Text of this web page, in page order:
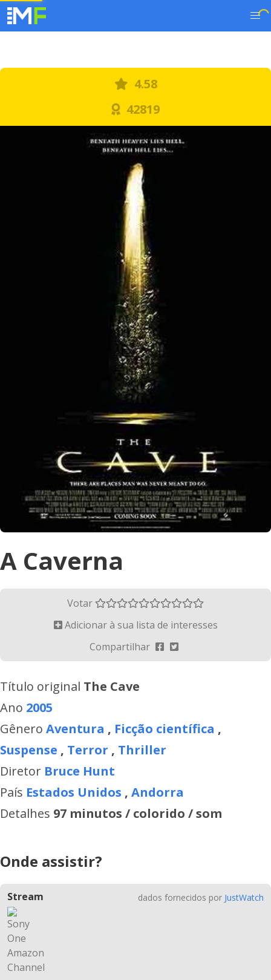
4.58
42819
A Caverna
Votar
Adicionar à sua lista de interesses
Compartilhar
Título original The Cave
Ano 2005
Gênero Aventura , Ficção científica ,
Suspense , Terror , Thriller
Diretor Bruce Hunt
País Estados Unidos , Andorra
Detalhes 97 minutos / colorido / som
Onde assistir?
Stream dados fornecidos por JustWatch